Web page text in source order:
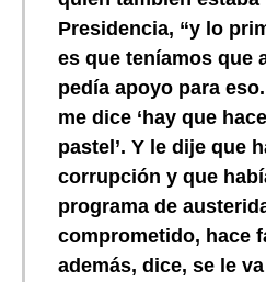
Presidencia, “y lo
es que teníamos que
pedía apoyo para
me dice ‘hay que
pastel’. Y le dije que
corrupción y que
programa de
comprometido, hace
además, dice, se le